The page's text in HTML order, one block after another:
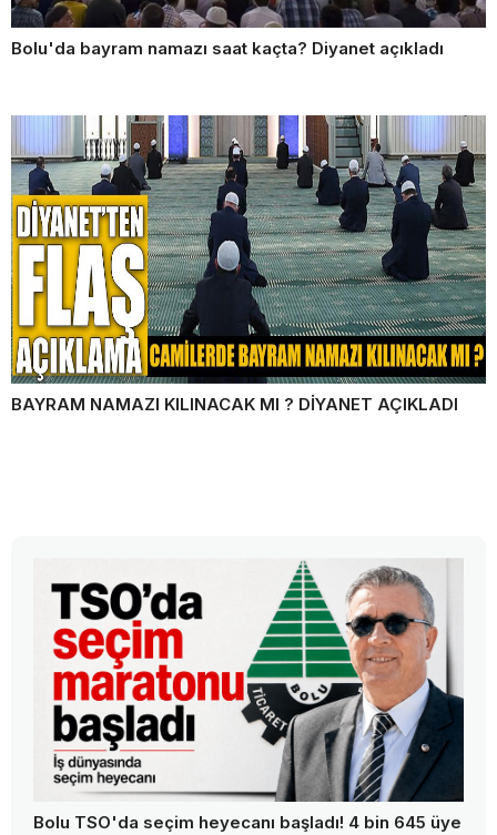
Bolu'da bayram namazı saat kaçta? Diyanet açıkladı
BAYRAM NAMAZI KILINACAK MI ? DİYANET AÇIKLADI